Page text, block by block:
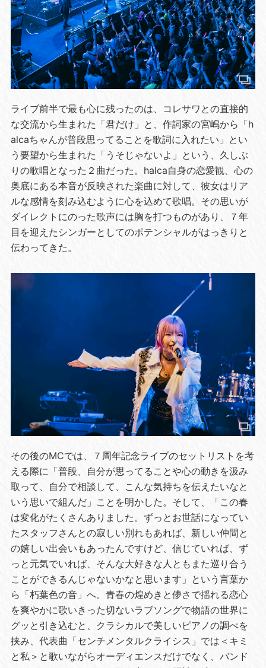
ライブ前半で最も心に残ったのは、コレサワとの直接的
な交流から生まれた「君だけ」と、作詞家の宮嶋から「h
alcaちゃんが普段思ってることを歌詞に入れたい」とい
う要望から生まれた「うそじゃないよ」という、久しぶ
りの歌唱となった２曲だった。halca自身の恋愛観、心の
奥底にある本音が反映された楽曲に対して、彼女はリア
ルな感情を刻み込むように心を込めて歌唱。その思いが
ダイレクトにのった歌声には胸を打つものがあり、７年
目を迎えたシンガーとしてのポテンシャルがはっきりと
伝わってきた。
その後のMCでは、７周年記念ライブのセットリストを考
える際に「普段、自分が思ってることや心の動きを汲み
取って、自分で相談して、こんな気持ちを伝えたいなと
いう思いで組んだ」ことを明かした。そして、「この春
は変化がたくさんありました。ずっとお世話になってい
たスタッフさんとの寂しい別れもあれば、新しい仲間と
の嬉しい出会いもあったんですけど、信じていれば、ず
っと元気でいれば、そんな大好きな人ともまた巡り合う
ことができるんじゃないかなと思います」という言葉か
ら「朽葉色の音」へ。青春の煌めきと儚さで揺れる恋心
を爽やかに歌いきった切ないラブソングで物語の世界に
グッと引き込むと、クラシカルで美しいピアノの調べを
挟み、代表曲「センチメンタルクライシス」では＜キミ
と私＞と歌いながらオーディエンスだけでなく、バンド